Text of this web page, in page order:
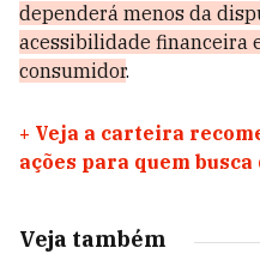
dependerá menos da
acessibilidade financeira
consumidor.
+ Veja a carteira
ações para quem
Veja também